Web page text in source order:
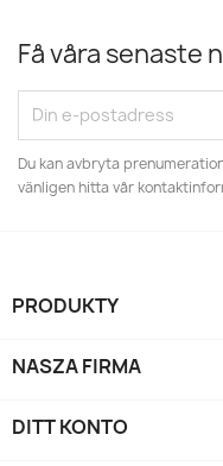
Få våra senaste
Du kan avbryta
vänligen hitta vår
PRODUKTY
NASZA FIRMA
DITT KONTO